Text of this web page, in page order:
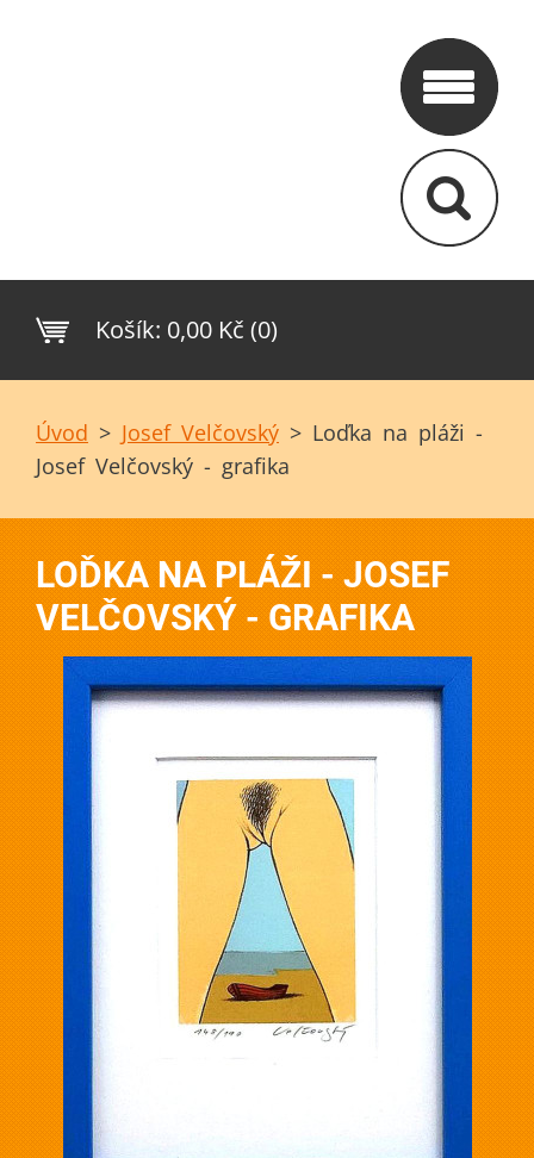
Košík: 0,00 Kč (0)
Úvod > Josef Velčovský > Loďka na pláži -
Josef Velčovský - grafika
LOĎKA NA PLÁŽI - JOSEF
VELČOVSKÝ - GRAFIKA